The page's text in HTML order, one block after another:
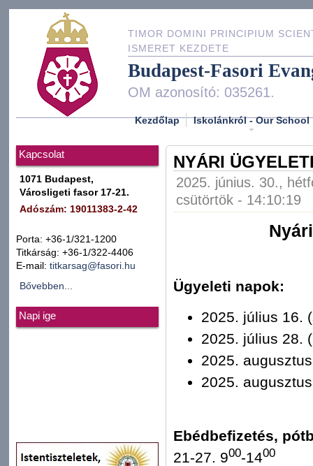
TIMOR DOMINI PRINCIPIUM
ISMERET KEZDETE
Budapest-Fasori
OM azonosító: 035261.
Kezdőlap Iskolánkról - Our School
Kapcsolat
1071 Budapest,
Városligeti fasor 17-21.
Adószám: 19011383-2-42
Porta: +36-1/321-1200
Titkárság: +36-1/322-4406
E-mail: titkarsag@fasori.hu
Bővebben...
Napi ige
NYÁRI
2025. június. 30.,
csütörtök - 14:10:19
Ügyeleti napok:
2025. július 16.
2025. július 28.
2025.
2025.
Ebédbefizetés,
21-27. 900-1400